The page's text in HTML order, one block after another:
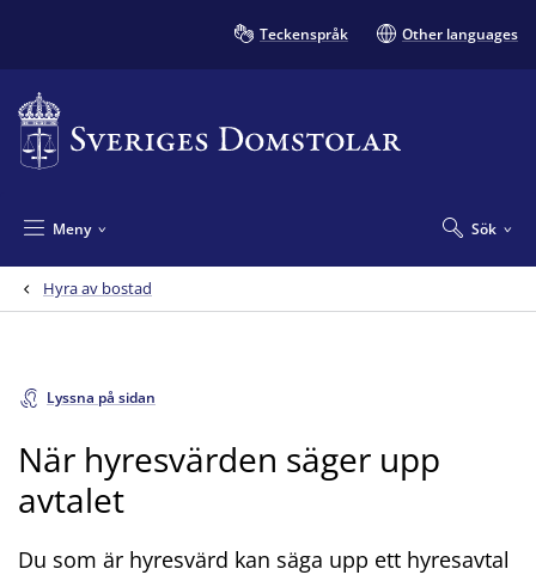
Teckenspråk Other languages
Sök
Meny
Hyra av bostad
Lyssna på sidan
När hyresvärden säger upp
avtalet
Du som är hyresvärd kan säga upp ett hyresavtal